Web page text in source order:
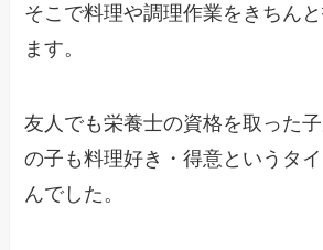
そこで料理や調理作業をきちん
ます。
友人でも栄養士の資格を取った
の子も料理好き・得意というタ
んでした。